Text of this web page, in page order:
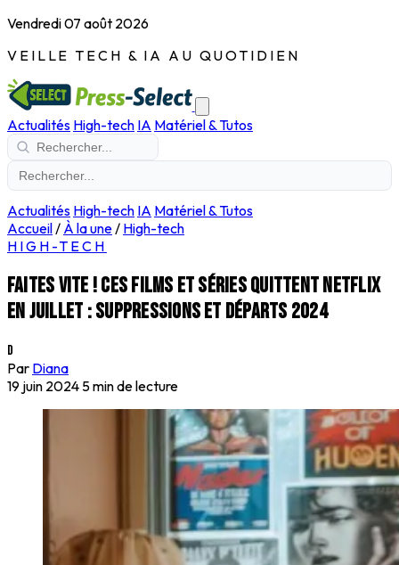
Vendredi 07 août 2026
VEILLE TECH & IA AU QUOTIDIEN
Actualités High-tech IA Matériel & Tutos
Actualités High-tech IA Matériel & Tutos
Accueil/ À la une/ High-tech
HIGH-TECH
Faites vite ! ces films et séries quittent Netflix
en juillet : suppressions et départs 2024
D
Par Diana
19 juin 2024 5 min de lecture